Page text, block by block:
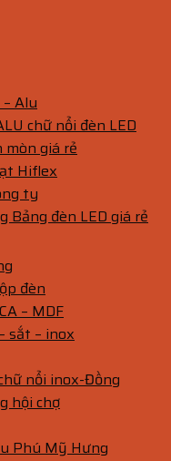
Alu
chữ nổi đèn LED
giá rẻ
Hiflex
ty
Bảng đèn LED giá rẻ
đèn
– MDF
sắt – inox
nổi inox-Đồng
hội chợ
Phú Mỹ Hưng